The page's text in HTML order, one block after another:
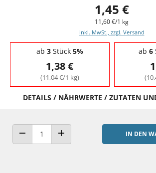
1,45 €
11,60 €/1 kg
inkl. MwSt., zzgl. Versand
Staffelpreise - Mengenrabatt
ab 3Stück 5%
1,38 €
(11,04 €/1 kg)
ab 6
DETAILS / NÄHRWERTE / ZUTATEN
ANZAHL VERRINGERNANZAHL ERHÖHEN
IN DEN